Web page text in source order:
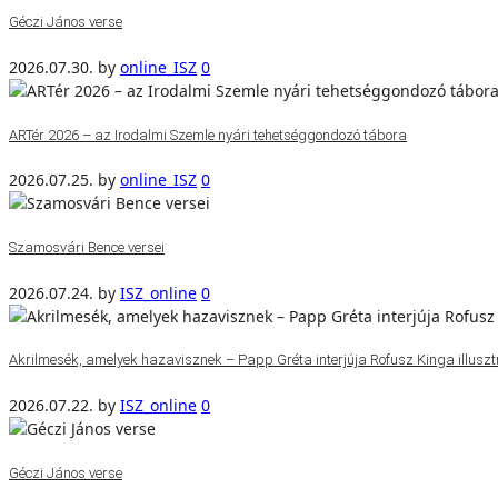
Géczi János verse
2026.07.30. by online_ISZ 0
ARTér 2026 – az Irodalmi Szemle nyári tehetséggondozó tábora
2026.07.25. by online_ISZ 0
Szamosvári Bence versei
2026.07.24. by ISZ_online 0
Akrilmesék, amelyek hazavisznek – Papp Gréta interjúja Rofusz Kinga
2026.07.22. by ISZ_online 0
Géczi János verse